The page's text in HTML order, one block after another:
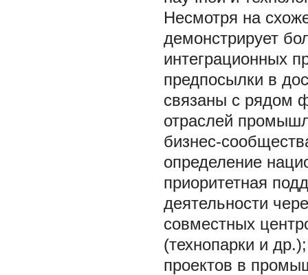
Несмотря на
демонстрирует
интеграционных
предпосылки в
связаны с рядом
отраслей
бизнес-
определение
приоритетная
деятельности
совместных
(технопарки и
проектов в